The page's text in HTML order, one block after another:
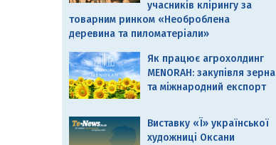
учасників клірингу за
товарним ринком «Необроблена
деревина та пиломатеріали»
Як працює агрохолдинг
MENORAH: закупівля зерна
та міжнародний експорт
Виставку «Ї» української
художниці Оксани